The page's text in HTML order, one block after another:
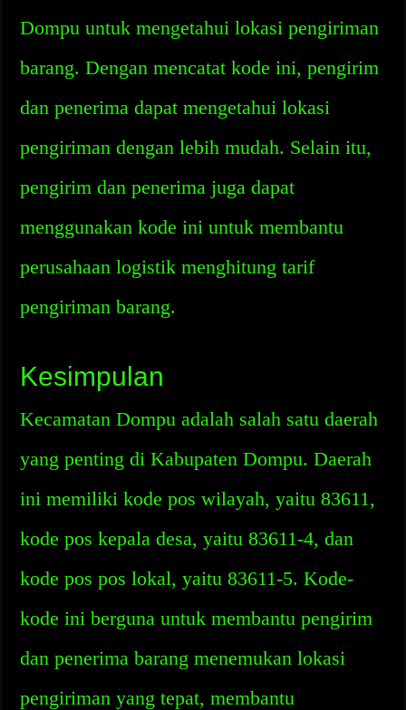
Dompu untuk mengetahui lokasi pengiriman
barang. Dengan mencatat kode ini, pengirim
dan penerima dapat mengetahui lokasi
pengiriman dengan lebih mudah. Selain itu,
pengirim dan penerima juga dapat
menggunakan kode ini untuk membantu
perusahaan logistik menghitung tarif
pengiriman barang.
Kesimpulan
Kecamatan Dompu adalah salah satu daerah
yang penting di Kabupaten Dompu. Daerah
ini memiliki kode pos wilayah, yaitu 83611,
kode pos kepala desa, yaitu 83611-4, dan
kode pos pos lokal, yaitu 83611-5. Kode-
kode ini berguna untuk membantu pengirim
dan penerima barang menemukan lokasi
pengiriman yang tepat, membantu